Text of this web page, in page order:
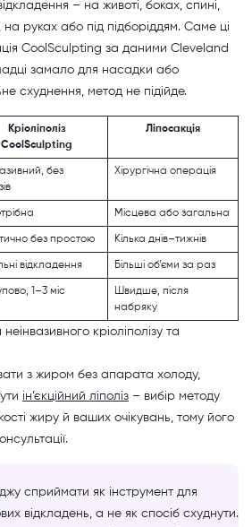
– на животі, боках, спині,
на руках або під підборіддям. Саме ці
CoolSculpting за даними Cleveland
замало для насадки або
схуднення, метод не підійде.
Кріоліполіз
CoolSculpting
Ліпосакція
без
Хірургічна операція
Місцева або загальна
без простою Кілька днів–тижнів
відкладення Більші об’єми за раз
1–3 міс
Швидше, після
набряку
кріоліполізу та
з жиром без апарата холоду,
ін’єкційний ліполіз – вибір методу
жиру й ваших очікувань, тому його
сприймати як інструмент для
відкладень, а не як спосіб схуднути.